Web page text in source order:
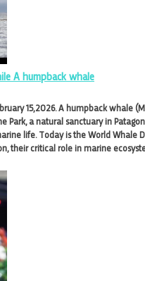
A humpback whale
15,2026. A humpback
Park, a natural sanctuary in
life. Today is the World Whale
their critical role in marine